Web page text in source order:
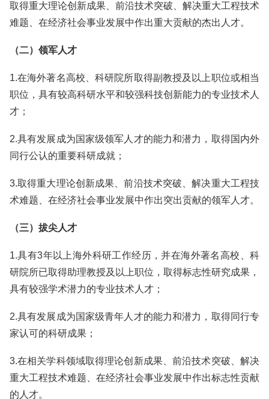
取得重大理论创新成果、前沿技术突破、解决重大工程技术
难题、在经济社会事业发展中作出重大贡献的杰出人才。
（二）领军人才
1.在海外著名高校、科研院所取得副教授及以上职位或相当
职位，具有较高科研水平和较强科技创新能力的专业技术人
才；
2.具有发展成为国家级领军人才的能力和潜力，取得国内外
同行公认的重要科研成就；
3.取得重大理论创新成果、前沿技术突破、解决重大工程技
术难题、在经济社会事业发展中作出突出贡献的领军人才。
（三）拔尖人才
1.具有3年以上海外科研工作经历，并在海外著名高校、科
研院所已取得助理教授及以上职位，取得标志性研究成果，
具有较强学术潜力的专业技术人才；
2.具有发展成为国家级青年人才的能力和潜力，取得同行专
家认可的科研成果；
3.在相关学科领域取得理论创新成果、前沿技术突破、解决
重大工程技术难题、在经济社会事业发展中作出标志性贡献
的人才。